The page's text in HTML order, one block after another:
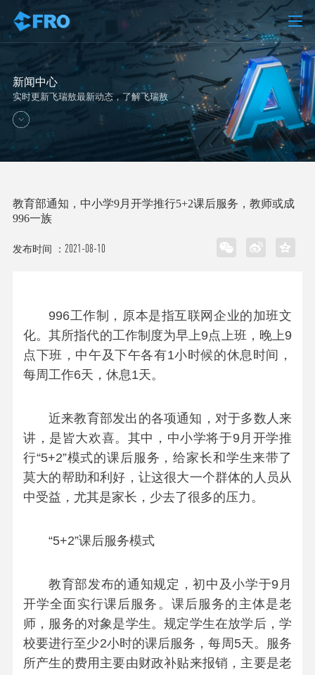
新闻中心
实时更新飞瑞敖最新动态，了解飞瑞敖
教育部通知，中小学9月开学推行5+2课后服务，教师或成
996一族
发布时间 ： 2021-08-10
996工作制，原本是指互联网企业的加班文
化。其所指代的工作制度为早上9点上班，晚上9
点下班，中午及下午各有1小时候的休息时间，
每周工作6天，休息1天。
近来教育部发出的各项通知，对于多数人来
讲，是皆大欢喜。其中，中小学将于9月开学推
行“5+2”模式的课后服务，给家长和学生来带了
莫大的帮助和利好，让这很大一个群体的人员从
中受益，尤其是家长，少去了很多的压力。
“5+2”课后服务模式
教育部发布的通知规定，初中及小学于9月
开学全面实行课后服务。课后服务的主体是老
师，服务的对象是学生。规定学生在放学后，学
校要进行至少2小时的课后服务，每周5天。服务
所产生的费用主要由财政补贴来报销，主要是老